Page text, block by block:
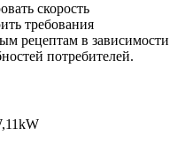
скорость
требования
рецептам в зависимости
потребителей.